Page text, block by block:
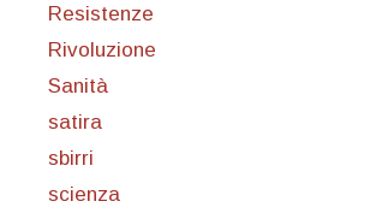
Resistenze
Rivoluzione
Sanità
satira
sbirri
scienza